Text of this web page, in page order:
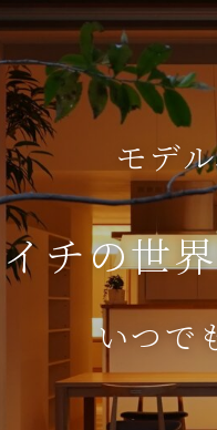
モデ
チの世
いつで